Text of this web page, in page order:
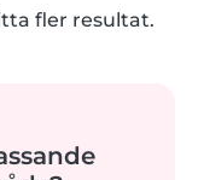
fler resultat.